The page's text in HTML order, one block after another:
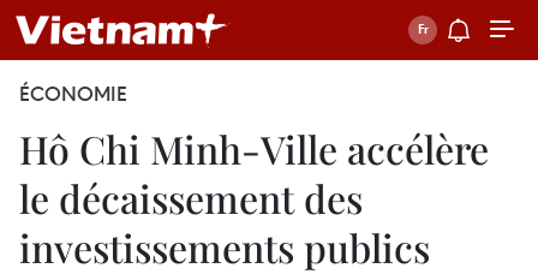
ÉCONOMIE
Hô Chi Minh-Ville accélère
le décaissement des
investissements publics